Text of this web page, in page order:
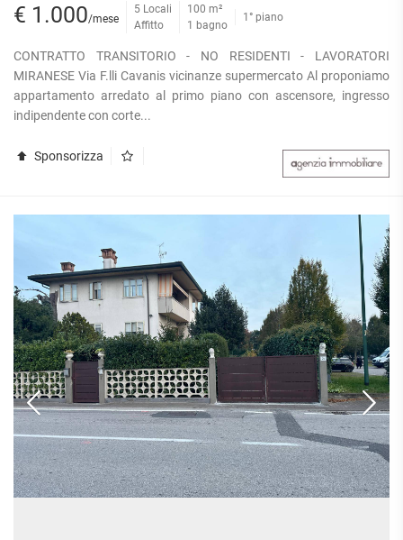
€ 1.000/mese
5 Locali
Affitto
100 m²
1 bagno
1° piano
CONTRATTO TRANSITORIO - NO RESIDENTI - LAVORATORI
MIRANESE Via F.lli Cavanis vicinanze supermercato Al proponiamo
appartamento arredato al primo piano con ascensore, ingresso
indipendente con corte...
Sponsorizza